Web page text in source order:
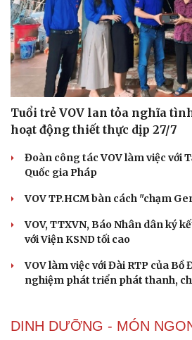
Tuổi trẻ VOV lan tỏa nghĩa
hoạt động thiết thực dịp 27/7
Đoàn công tác VOV làm việc với
Quốc gia Pháp
VOV TP.HCM bàn cách "chạm
VOV, TTXVN, Báo Nhân dân ký
với Viện KSND tối cao
VOV làm việc với Đài RTP của
nghiệm phát triển phát thanh,
DINH DƯỠNG - MÓN